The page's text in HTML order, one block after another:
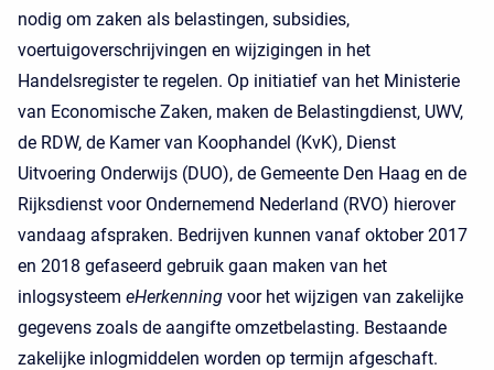
nodig om zaken als belastingen, subsidies,
voertuigoverschrijvingen en wijzigingen in het
Handelsregister te regelen. Op initiatief van het Ministerie
van Economische Zaken, maken de Belastingdienst, UWV,
de RDW, de Kamer van Koophandel (KvK), Dienst
Uitvoering Onderwijs (DUO), de Gemeente Den Haag en de
Rijksdienst voor Ondernemend Nederland (RVO) hierover
vandaag afspraken. Bedrijven kunnen vanaf oktober 2017
en 2018 gefaseerd gebruik gaan maken van het
inlogsysteem eHerkenning voor het wijzigen van zakelijke
gegevens zoals de aangifte omzetbelasting. Bestaande
zakelijke inlogmiddelen worden op termijn afgeschaft.